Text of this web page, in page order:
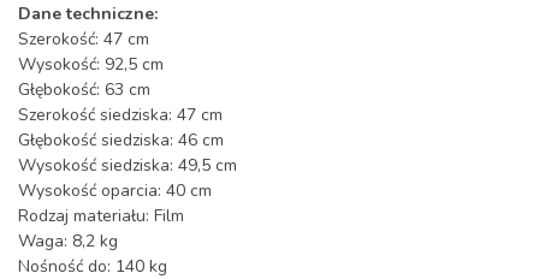
Dane techniczne:
Szerokość: 47 cm
Wysokość: 92,5 cm
Głębokość: 63 cm
Szerokość siedziska: 47 cm
Głębokość siedziska: 46 cm
Wysokość siedziska: 49,5 cm
Wysokość oparcia: 40 cm
Rodzaj materiału: Film
Waga: 8,2 kg
Nośność do: 140 kg